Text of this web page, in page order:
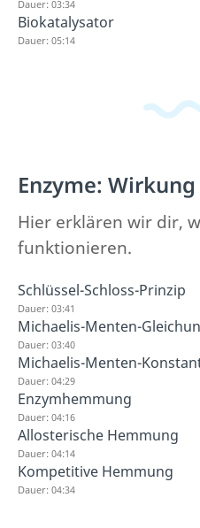
Dauer: 03:34
Biokatalysator
Dauer: 05:14
Enzyme: Wirkung
Hier erklären wir dir,
funktionieren.
Schlüssel-Schloss-Prinzip
Dauer: 03:41
Michaelis-Menten-
Dauer: 03:40
Michaelis-Menten-
Dauer: 04:29
Enzymhemmung
Dauer: 04:16
Allosterische Hemmung
Dauer: 04:14
Kompetitive Hemmung
Dauer: 04:34